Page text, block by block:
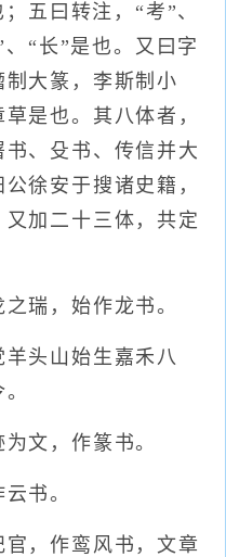
五曰转注，“考”、
“长”是也。又曰字
大篆，李斯制小
是也。其八体者，
、殳书、传信并大
徐安于搜诸史籍，
加二十三体，共定
瑞，始作龙书。
头山始生嘉禾八
文，作篆书。
书。
，作鸾风书，文章